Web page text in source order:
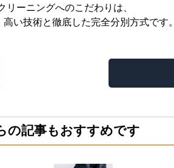
ーニングへのこだわりは、
い技術と徹底した完全分別方式です。
の記事もおすすめです